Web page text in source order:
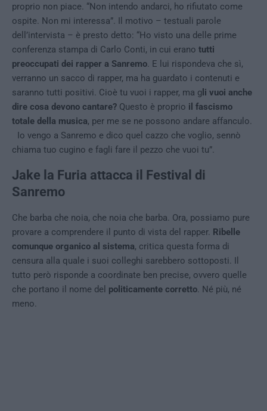
proprio non piace. “Non intendo andarci, ho rifiutato come
ospite. Non mi interessa”. Il motivo – testuali parole
dell’intervista – è presto detto: “Ho visto una delle prime
conferenza stampa di Carlo Conti, in cui erano tutti
preoccupati dei rapper a Sanremo. E lui rispondeva che sì,
verranno un sacco di rapper, ma ha guardato i contenuti e
saranno tutti positivi. Cioè tu vuoi i rapper, ma g li vuoi anche
dire cosa devono cantare? Questo è proprio il fascismo
totale della musica, per me se ne possono andare affanculo.
Io vengo a Sanremo e dico quel cazzo che voglio, sennò
chiama tuo cugino e fagli fare il pezzo che vuoi tu”.
Jake la Furia attacca il Festival di
Sanremo
Che barba che noia, che noia che barba. Ora, possiamo pure
provare a comprendere il punto di vista del rapper. Ribelle
comunque organico al sistema, critica questa forma di
censura alla quale i suoi colleghi sarebbero sottoposti. Il
tutto però risponde a coordinate ben precise, ovvero quelle
che portano il nome del politicamente corretto. Né più, né
meno.